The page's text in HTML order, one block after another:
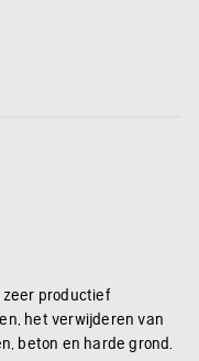
zeer productief
het verwijderen van
beton en harde grond.